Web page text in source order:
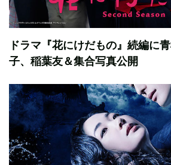
ドラマ『花にけだもの』続編に
子、稲葉友＆集合写真公開